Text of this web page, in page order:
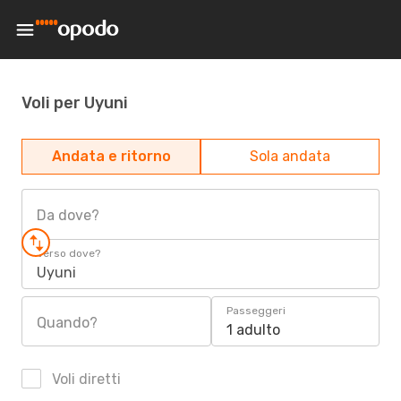
Voli per Uyuni
Andata e ritorno Sola andata
Da dove?
Verso dove?
Uyuni
Quando?
Passeggeri
1 adulto
Voli diretti